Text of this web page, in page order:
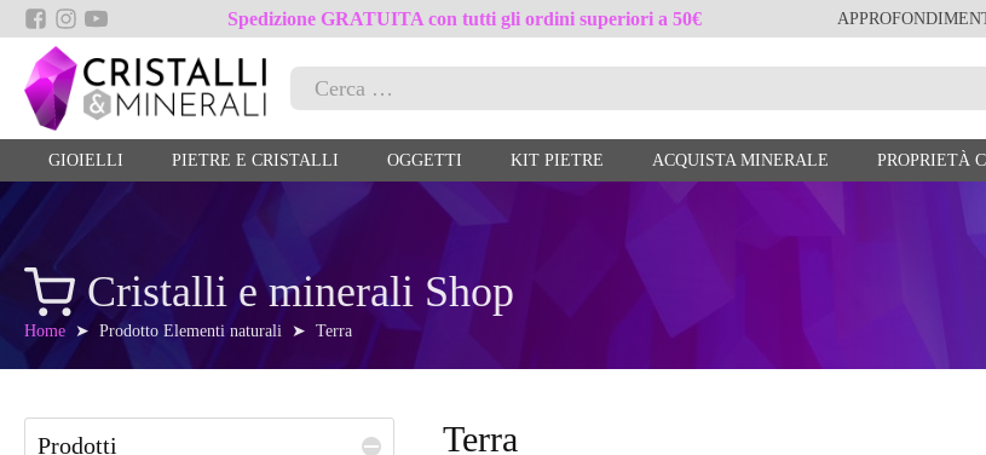
Spedizione GRATUITA con tutti gli ordini superiori a 50€
Ricerca
GIOIELLI PIETRE E CRISTALLI OGGETTI KIT PIETRE ACQUISTA MINERALE PROPRIETÀ
Cristalli e minerali Shop
Home ➤ Prodotto Elementi naturali ➤ Terra
Prodotti Terra